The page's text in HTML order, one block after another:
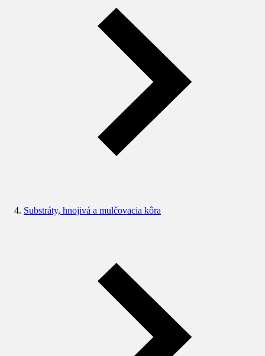
Substráty, hnojivá a mulčovacia kôra